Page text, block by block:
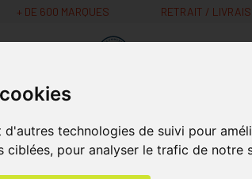
technologies de suivi pour
ciblées, pour analyser le trafic de
+ DE 600 MARQUES RETRAIT /
Parapharmacie -
Cosmétiques
Minceur
Nutrition -
Vitamines